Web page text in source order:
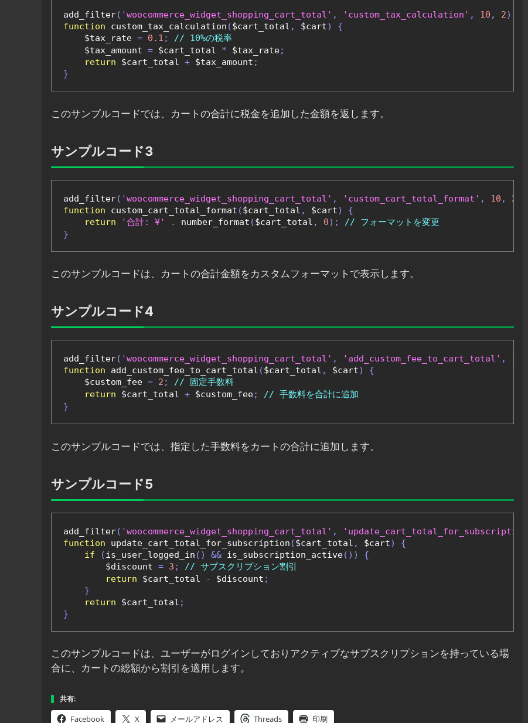
add_filter( 'woocommerce_widget_shopping_cart_total' , 'custom_tax_calculation' , 10 , 2);
function custom_tax_calculation ($cart_total , $cart)
{
    $tax_rate
= 0.1 ;
// 10%の税率
    $tax_amount
= $cart_total * $tax_rate;
return $cart_total + $tax_amount ;
}
このサンプルコードでは、カートの合計に税金を追加した金額を返します。
サンプルコード3
add_filter( 'woocommerce_widget_shopping_cart_total' , 'custom_cart_total_format' , 10 , 2
function custom_cart_total_format ($cart_total , $cart)
{
return
'合計: ¥' . number_format ($cart_total , 0);
// フォーマットを変更
}
このサンプルコードは、カートの合計金額をカスタムフォーマットで表示します。
サンプルコード4
add_filter( 'woocommerce_widget_shopping_cart_total' , 'add_custom_fee_to_cart_total' , 10
function add_custom_fee_to_cart_total ($cart_total , $cart)
{
    $custom_fee
= 2 ;
// 固定手数料
return $cart_total + $custom_fee;
// 手数料を合計に追加
}
このサンプルコードでは、指定した手数料をカートの合計に追加します。
サンプルコード5
add_filter( 'woocommerce_widget_shopping_cart_total' , 'update_cart_total_for_subscription'
function update_cart_total_for_subscription ($cart_total , $cart)
{
if
(is_user_logged_in () && is_subscription_active())
{
        $discount
= 3 ;
// サブスクリプション割引
return $cart_total - $discount ;
}
return $cart_total ;
}
このサンプルコードは、ユーザーがログインしておりアクティブなサブスクリプションを持っている場
合に、カートの総額から割引を適用します。
共有:
Facebook X メールアドレス Threads 印刷